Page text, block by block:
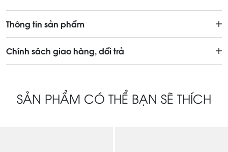
Thông tin sản phẩm
Chính sách giao hàng, đổi trả
SẢN PHẨM CÓ THỂ BẠN SẼ THÍCH